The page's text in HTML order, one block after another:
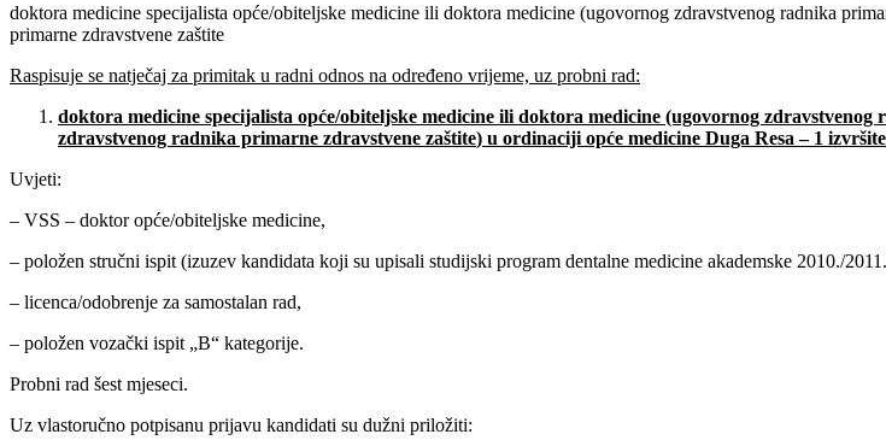
doktora medicine specijalista opće/obiteljske medicine ili doktora medicine (ugovornog zdravstvenog radnika
primarne zdravstvene zaštite
Raspisuje se natječaj za primitak u radni odnos na određeno vrijeme, uz probni rad:
doktora medicine specijalista opće/obiteljske medicine ili doktora medicine (ugovornog
zdravstvenog radnika primarne zdravstvene zaštite) u ordinaciji opće medicine Duga Resa – 1
Uvjeti:
– VSS – doktor opće/obiteljske medicine,
– položen stručni ispit (izuzev kandidata koji su upisali studijski program dentalne medicine akademske 2010./
– licenca/odobrenje za samostalan rad,
– položen vozački ispit „B“ kategorije.
Probni rad šest mjeseci.
Uz vlastoručno potpisanu prijavu kandidati su dužni priložiti: